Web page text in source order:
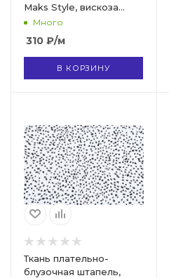
Maks Style, вискоза
100%, арт. MS- 1233 D-12
Много
310 ₽/м
В КОРЗИНУ
Ткань плательно-
блузочная штапель,